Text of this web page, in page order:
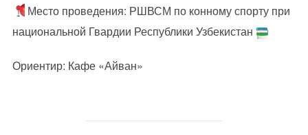
Место проведения: РШВСМ по конному спорту при
национальной Гвардии Республики Узбекистан
Ориентир: Кафе «Айван»